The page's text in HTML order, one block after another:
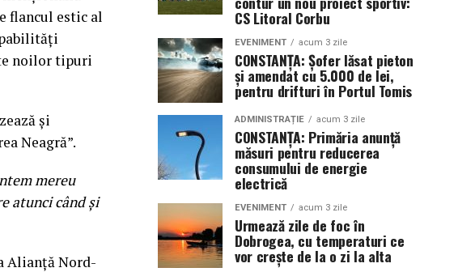
flancul estic al
noilor tipuri
şi
Neagră”.
mereu
atunci când şi
Alianţă Nord-
CS Litoral Corbu
EVENIMENT acum 3 zile
CONSTANȚA: Șofer lăsat pieton
și amendat cu 5.000 de lei,
pentru drifturi în Portul Tomis
ADMINISTRAȚIE acum 3 zile
CONSTANȚA: Primăria anunță
măsuri pentru reducerea
consumului de energie
electrică
EVENIMENT acum 3 zile
Urmează zile de foc în
Dobrogea, cu temperaturi ce
vor crește de la o zi la alta